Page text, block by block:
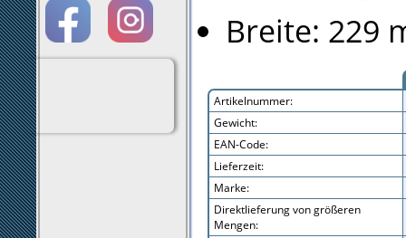
Breite: 229
Artikelnummer:
Gewicht:
EAN-Code:
Lieferzeit:
Marke:
Direktlieferung von größeren
Mengen: